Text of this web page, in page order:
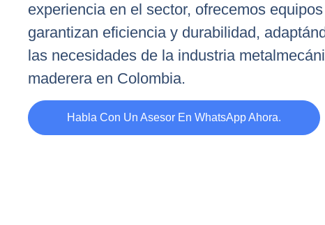
experiencia en el sector, ofrecemos
garantizan eficiencia y durabilidad,
las necesidades de la industria
maderera en Colombia.
Habla Con Un Asesor En WhatsApp Ahora.